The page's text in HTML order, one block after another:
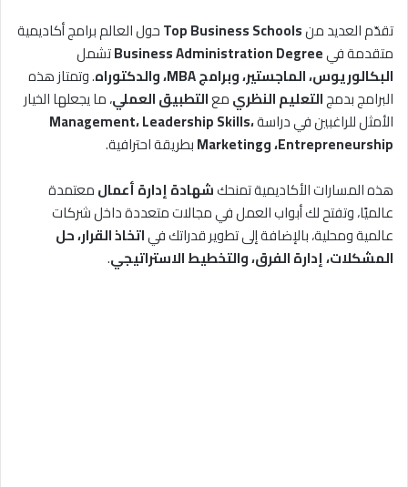
تقدّم العديد منTop Business Schoolsحول العالم برامج أكاديمية
متقدمة فيBusiness Administration Degreeتشمل
البكالوريوس، الماجستير، وبرامج MBA، والدكتوراه
. وتمتاز هذه
البرامج بدمجالتعليم النظريمعالتطبيق العملي، ما يجعلها الخيار
الأمثل للراغبين في دراسةManagement، Leadership Skills،
Entrepreneurship، وMarketing
بطريقة احترافية.
هذه المسارات الأكاديمية تمنحكشهادة إدارة أعمالمعتمدة
عالميًا، وتفتح لك أبواب العمل في مجالات متعددة داخل شركات
عالمية ومحلية، بالإضافة إلى تطوير قدراتك فياتخاذ القرار، حل
المشكلات، إدارة الفرق، والتخطيط الاستراتيجي.